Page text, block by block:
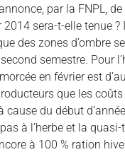
par la FNPL,
2014 sera-t-elle tenue ?
des zones d’ombre
semestre. Pour
en février est
que les
cause du début
à l’herbe et la
à 100 % ration